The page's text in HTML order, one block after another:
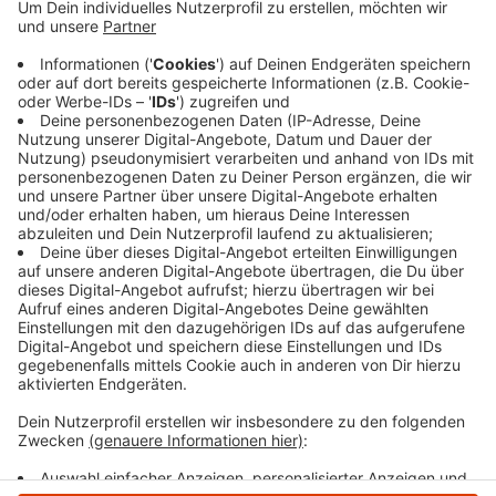
Treppenanlage gebaut. Die Aufzüge sind mit einem
modernen Notfallsystem ausgestattet, das
Störungen automatisch an die Betriebszentrale
meldet. Insgesamt hat die Bahn rund 4,5 Millionen
Euro investiert, die zum großen Teil aus einem
Bundesprogramm zur Attraktivitätssteigerung
und Barrierefreiheit von Bahnhöfen stammen.
Veröffentlicht:Mittwoch, 25.03.2026 06:34
Anzeige
Anzeige